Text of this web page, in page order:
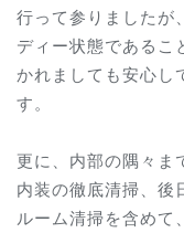
行って参りましたが
ディー状態であるこ
かれましても安心し
す。
更に、内部の隅々ま
内装の徹底清掃、後
ルーム清掃を含めて